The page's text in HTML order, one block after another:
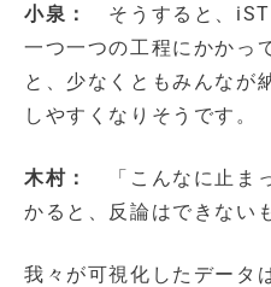
小泉：
そうすると、
一つ一つの工程にかかっ
と、少なくともみんなが
しやすくなりそうです。
木村：
「こんなに止ま
かると、反論はできない
我々が可視化したデータ